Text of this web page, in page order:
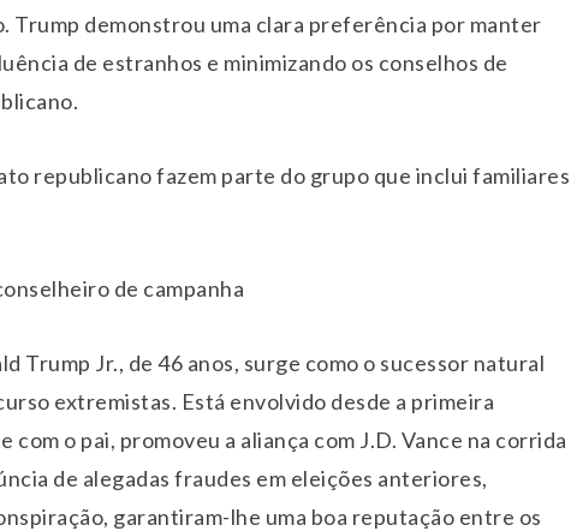
Trump demonstrou uma clara preferência por manter
de estranhos e minimizando os conselhos de
republicano fazem parte do grupo que inclui familiares
de campanha
Trump Jr., de 46 anos, surge como o sucessor natural
extremistas. Está envolvido desde a primeira
o pai, promoveu a aliança com J.D. Vance na corrida
de alegadas fraudes em eleições anteriores,
garantiram-lhe uma boa reputação entre os